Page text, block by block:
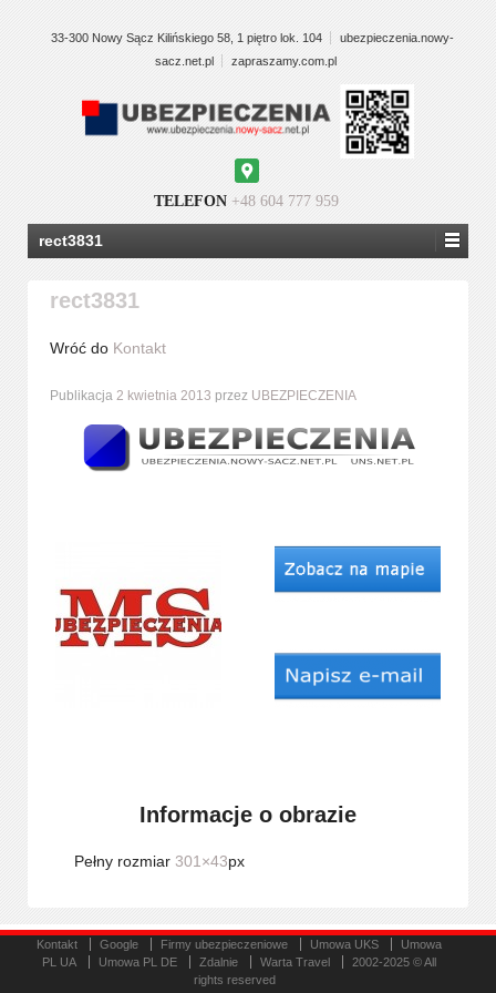
33-300 Nowy Sącz Kilińskiego 58, 1 piętro lok. 104
ubezpieczenia.nowy-
sacz.net.pl
zapraszamy.com.pl
Maps
TELEFON +48 604 777 959
rect3831
rect3831
Wróć do Kontakt
Publikacja 2 kwietnia 2013 przez UBEZPIECZENIA
Informacje o obrazie
Pełny rozmiar 301×43px
Kontakt Google Firmy ubezpieczeniowe Umowa UKS
Umowa
PL UA
Umowa PL DE Zdalnie Warta Travel
2002-2025 © All
rights reserved